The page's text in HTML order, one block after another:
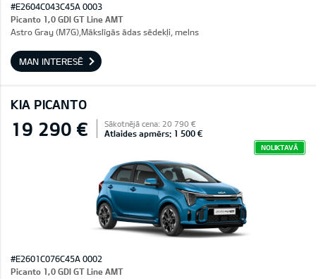
#E2604C043C45A 0003
Picanto 1,0 GDI GT Line AMT
Astro Gray (M7G),Mākslīgās ādas sēdekļi, melns
MAN INTERESĒ
KIA PICANTO
19 290 € Sākotnējā cena: 20 790 €
Atlaides apmērs: 1 500 €
NOLIKTAVĀ
#E2601C076C45A 0002
Picanto 1,0 GDI GT Line AMT